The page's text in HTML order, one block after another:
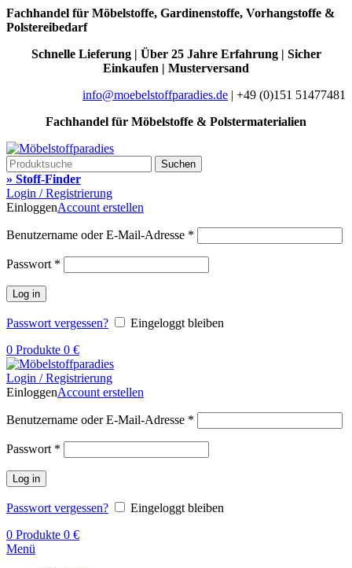
Fachhandel für Möbelstoffe, Gardinenstoffe, Vorhangstoffe &
Polstereibedarf
Schnelle Lieferung | Über 25 Jahre Erfahrung | Sicher
Einkaufen | Musterversand
info@moebelstoffparadies.de | +49 (0)151 51477481
Fachhandel für Möbelstoffe & Polstermaterialien
Suchen
» Stoff-Finder
Login / Registrierung
EinloggenAccount erstellen
Benutzername oder E-Mail-Adresse *
Passwort *
Log in
Passwort vergessen?
Eingeloggt bleiben
0 Produkte 0 €
Login / Registrierung
EinloggenAccount erstellen
Benutzername oder E-Mail-Adresse *
Passwort *
Log in
Passwort vergessen?
Eingeloggt bleiben
0 Produkte 0 €
Menü